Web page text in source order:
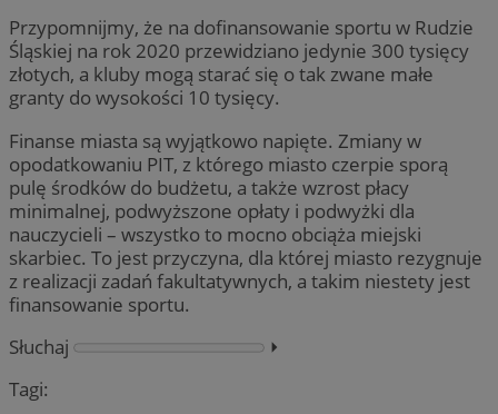
Przypomnijmy, że na dofinansowanie sportu w Rudzie
Śląskiej na rok 2020 przewidziano jedynie 300 tysięcy
złotych, a kluby mogą starać się o tak zwane małe
granty do wysokości 10 tysięcy.
Finanse miasta są wyjątkowo napięte. Zmiany w
opodatkowaniu PIT, z którego miasto czerpie sporą
pulę środków do budżetu, a także wzrost płacy
minimalnej, podwyższone opłaty i podwyżki dla
nauczycieli – wszystko to mocno obciąża miejski
skarbiec. To jest przyczyna, dla której miasto rezygnuje
z realizacji zadań fakultatywnych, a takim niestety jest
finansowanie sportu.
Słuchaj
⏵︎
Tagi: